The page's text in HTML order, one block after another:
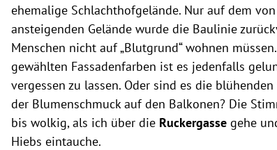
ehemalige Schlachthofgelände. Nur auf dem
ansteigenden Gelände wurde die Baulinie
Menschen nicht auf „Blutgrund“ wohnen
gewählten Fassadenfarben ist es jedenfalls
vergessen zu lassen. Oder sind es die
der Blumenschmuck auf den Balkonen? Die
bis wolkig, als ich über die Ruckergasse gehe
Hiebs eintauche.